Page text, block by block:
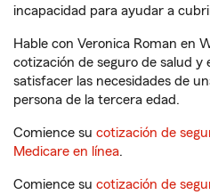
incapacidad para ayudar a
Hable con Veronica Roman en
cotización de seguro de salud y
satisfacer las necesidades de
persona de la tercera edad.
Comience su cotización de
Medicare en línea.
Comience su cotización de